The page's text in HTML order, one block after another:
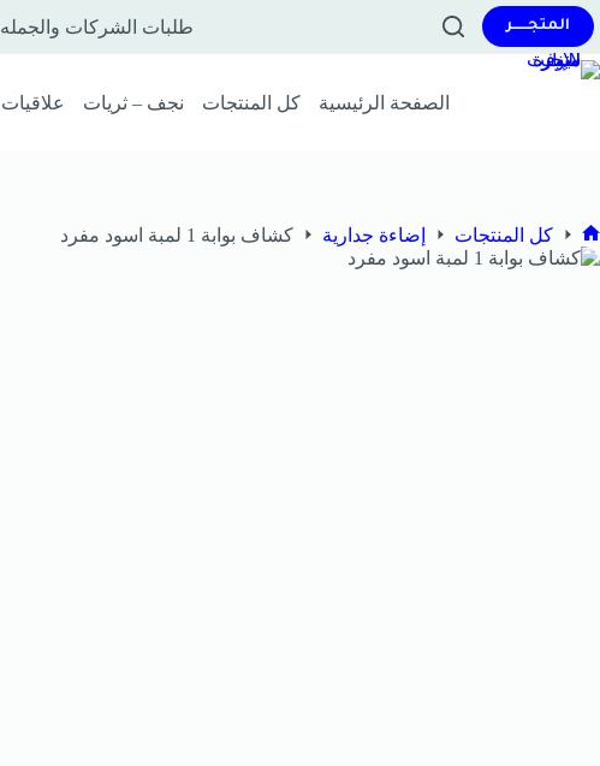
المتجــــــر طلبات الشركات والجمله
الصفحة الرئيسية كل المنتجات نجف – ثريات علاقيات
كل المنتجات إضاءة جدارية كشاف بوابة 1 لمبة اسود مفرد